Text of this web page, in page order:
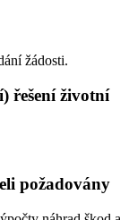
žádosti.
řešení životní
požadovány